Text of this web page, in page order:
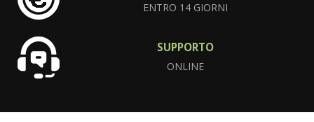
ENTRO 14 GIORNI
SUPPORTO
ONLINE